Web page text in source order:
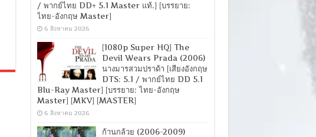
/ พากย์ไทย DD+ 5.1 Master แท้.] [บรรยาย:
ไทย-อังกฤษ Master]
6 สิงหาคม 2026
[1080p Super HQ] The
Devil Wears Prada (2006)
นางมารสวมปราด้า [เสียงอังกฤษ
DTS: 5.1 / พากย์ไทย DD 5.1
Blu-Ray Master] [บรรยาย: ไทย-อังกฤษ
Master] [MKV] [MASTER]
6 สิงหาคม 2026
ก้านกล้วย (2006-2009)